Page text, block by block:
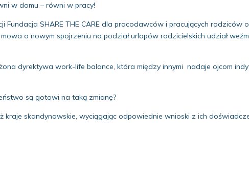
w domu – równi w pracy!
Fundacja SHARE THE CARE dla pracodawców i pracujących rodziców
o nowym spojrzeniu na podział urlopów rodzicielskich udział
dyrektywa work-life balance, która między innymi nadaje ojcom
są gotowi na taką zmianę?
kraje skandynawskie, wyciągając odpowiednie wnioski z ich